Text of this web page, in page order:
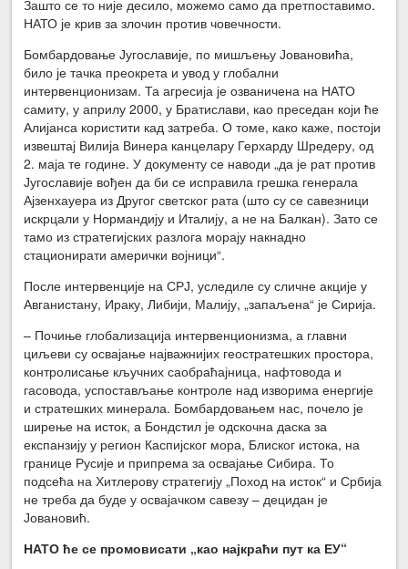
Зашто се то није десило, можемо само да претпоставимо.
НАТО је крив за злочин против човечности.
Бомбардовање Југославије, по мишљењу Јовановића,
било је тачка преокрета и увод у глобални
интервенционизам. Та агресија је озваничена на НАТО
самиту, у априлу 2000, у Братислави, као преседан који ће
Алијанса користити кад затреба. О томе, како каже, постоји
извештај Вилија Винера канцелару Герхарду Шредеру, од
2. маја те године. У документу се наводи „да је рат против
Југославије вођен да би се исправила грешка генерала
Ајзенхауера из Другог светског рата (што су се савезници
искрцали у Нормандију и Италију, а не на Балкан). Зато се
тамо из стратегијских разлога морају накнадно
стационирати амерички војници“.
После интервенције на СРЈ, уследиле су сличне акције у
Авганистану, Ираку, Либији, Малију, „запаљена“ је Сирија.
– Почиње глобализација интервенционизма, а главни
циљеви су освајање најважнијих геостратешких простора,
контролисање кључних саобраћајница, нафтовода и
гасовода, успостављање контроле над изворима енергије
и стратешких минерала. Бомбардовањем нас, почело је
ширење на исток, а Бондстил је одскочна даска за
експанзију у регион Каспијског мора, Блиског истока, на
границе Русије и припрема за освајање Сибира. То
подсећа на Хитлерову стратегију „Поход на исток“ и Србија
не треба да буде у освајачком савезу – децидан је
Јовановић.
НАТО ће се промовисати „као најкраћи пут ка ЕУ“